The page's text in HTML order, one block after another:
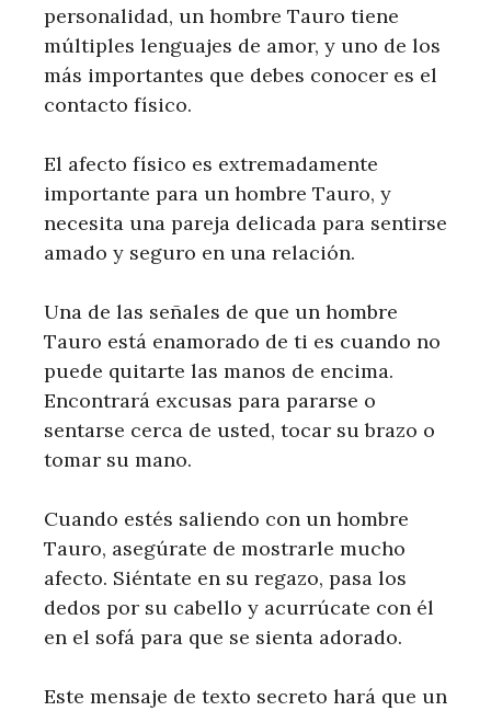
personalidad, un hombre Tauro tiene
múltiples lenguajes de amor, y uno de los
más importantes que debes conocer es el
contacto físico.
El afecto físico es extremadamente
importante para un hombre Tauro, y
necesita una pareja delicada para sentirse
amado y seguro en una relación.
Una de las señales de que un hombre
Tauro está enamorado de ti es cuando no
puede quitarte las manos de encima.
Encontrará excusas para pararse o
sentarse cerca de usted, tocar su brazo o
tomar su mano.
Cuando estés saliendo con un hombre
Tauro, asegúrate de mostrarle mucho
afecto. Siéntate en su regazo, pasa los
dedos por su cabello y acurrúcate con él
en el sofá para que se sienta adorado.
Este mensaje de texto secreto hará que un